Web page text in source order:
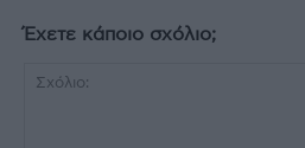
Έχετε κάποιο σχόλιο;